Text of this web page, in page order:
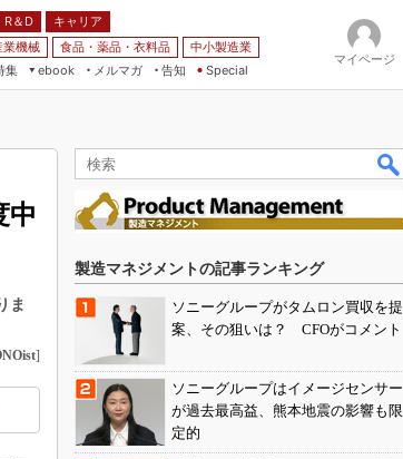
R＆D
キャリア
業機械 食品・薬品・衣料品
中小製造業
集
ebook
メルマガ
告知 Special
マイページ
中
ま
]
製造マネジメントの記事ランキング
ソニーグループがタムロン買収を提
案、その狙いは？ CFOがコメント
ソニーグループはイメージセンサー
が過去最高益、熊本地震の影響も限
定的